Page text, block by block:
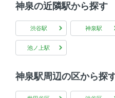
取引態様
次回更新予定日 情報
神泉の近隣駅から探す
渋谷駅 神泉駅
池ノ上駅
神泉駅周辺の区から探